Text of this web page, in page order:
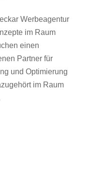
Werbeagentur
im Raum
einen
Partner für
und Optimierung
im Raum